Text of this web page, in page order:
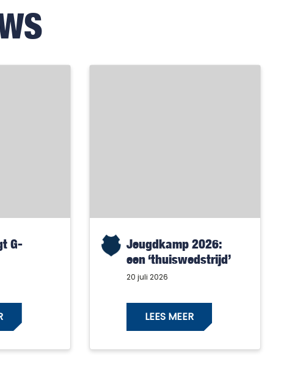
G-
Jeugdkamp 2026:
een ‘thuiswedstrijd’
met alleen maar
20 juli 2026
LEES MEER